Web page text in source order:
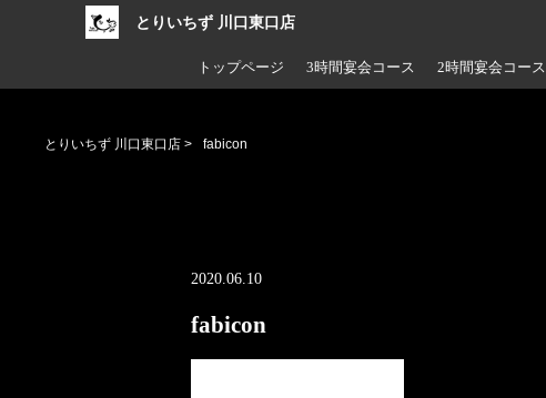
とりいちず 川口東口店
トップページ 3時間宴会コース 2時間宴会コース
とりいちず 川口東口店 > fabicon
2020.06.10
fabicon